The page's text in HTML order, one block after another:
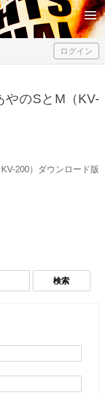
ログイン
やのSとM（KV-
200）ダウンロード版